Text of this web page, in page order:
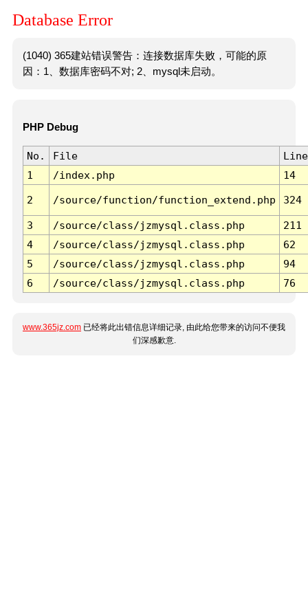
Database Error
(1040) 365建站错误警告：连接数据库失败，可能的原
因：1、数据库密码不对; 2、mysql未启动。
PHP Debug
No. File
Line
1
/index.php 14
2 /source/function/function_extend.php 324
3 /source/class/jzmysql.class.php
211
4
/source/class/jzmysql.class.php
62
5
/source/class/jzmysql.class.php
94
6
/source/class/jzmysql.class.php 76
www.365jz.com 已经将此出错信息详细记录, 由此给您带来的访问不便我
们深感歉意.